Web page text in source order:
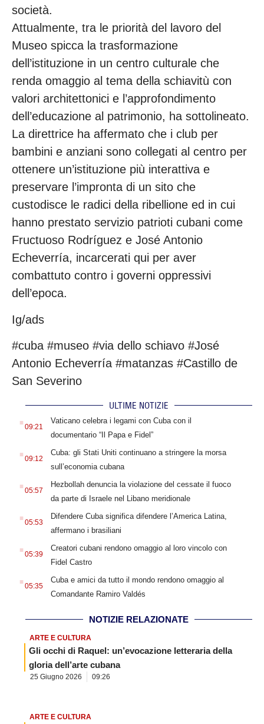
società.
Attualmente, tra le priorità del lavoro del
Museo spicca la trasformazione
dell’istituzione in un centro culturale che
renda omaggio al tema della schiavitù con
valori architettonici e l’approfondimento
dell’educazione al patrimonio, ha sottolineato.
La direttrice ha affermato che i club per
bambini e anziani sono collegati al centro per
ottenere un’istituzione più interattiva e
preservare l’impronta di un sito che
custodisce le radici della ribellione ed in cui
hanno prestato servizio patrioti cubani come
Fructuoso Rodríguez e José Antonio
Echeverría, incarcerati qui per aver
combattuto contro i governi oppressivi
dell’epoca.
Ig/ads
#cuba #museo #via dello schiavo #José
Antonio Echeverría #matanzas #Castillo de
San Severino
ULTIME NOTIZIE
. 09:21
Vaticano celebra i legami con Cuba con il
documentario “Il Papa e Fidel”
. 09:12
Cuba: gli Stati Uniti continuano a stringere la morsa
sull’economia cubana
. 05:57
Hezbollah denuncia la violazione del cessate il fuoco
da parte di Israele nel Libano meridionale
. 05:53
Difendere Cuba significa difendere l’America Latina,
affermano i brasiliani
. 05:39
Creatori cubani rendono omaggio al loro vincolo con
Fidel Castro
. 05:35
Cuba e amici da tutto il mondo rendono omaggio al
Comandante Ramiro Valdés
NOTIZIE RELAZIONATE
ARTE E CULTURA
Gli occhi di Raquel: un’evocazione letteraria della
gloria dell’arte cubana
25 Giugno 2026 09:26
ARTE E CULTURA